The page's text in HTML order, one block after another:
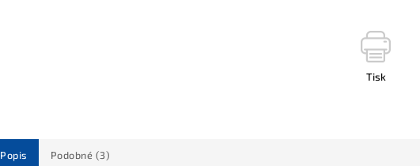
Tisk
Popis Podobné (3)